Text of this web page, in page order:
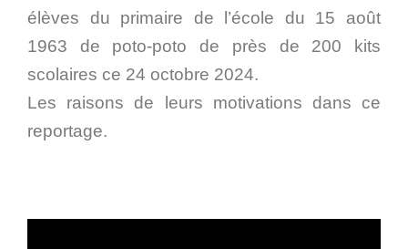
élèves du primaire de l’école du 15 août
1963 de poto-poto de près de 200 kits
scolaires ce 24 octobre 2024.
Les raisons de leurs motivations dans ce
reportage.